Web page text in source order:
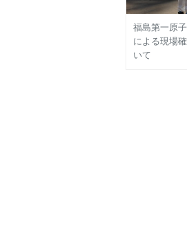
福島第一原
による現場
いて